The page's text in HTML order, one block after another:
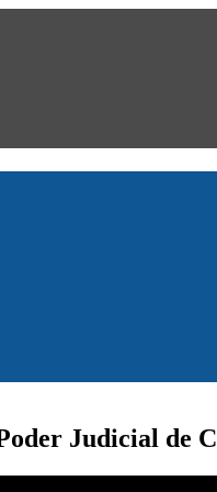
Judicial de